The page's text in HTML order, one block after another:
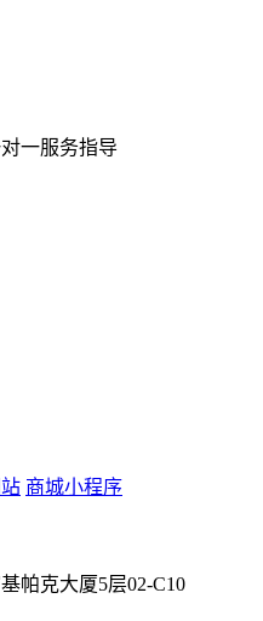
一服务指导
商城小程序
帕克大厦5层02-C10